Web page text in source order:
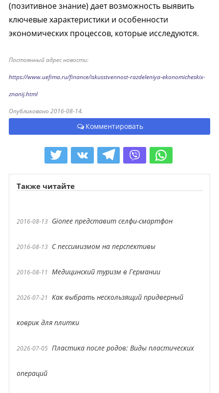
(позитивное знание) дает возможность выявить
ключевые характеристики и особенности
экономических процессов, которые исследуются.
Постоянный адрес новости:
https://www.uefima.ru/finance/iskusstvennost-razdeleniya-ekonomicheskix-
znanij.html
Опубликовано 2016-08-14.
Комментировать
Также читайте
2016-08-13 Gionee представит селфи-смартфон
2016-08-13 С пессимизмом на перспективы
2016-08-11 Медицинский туризм в Германии
2026-07-21 Как выбрать нескользящий придверный
коврик для плитки
2026-07-05 Пластика после родов: Виды пластических
операций